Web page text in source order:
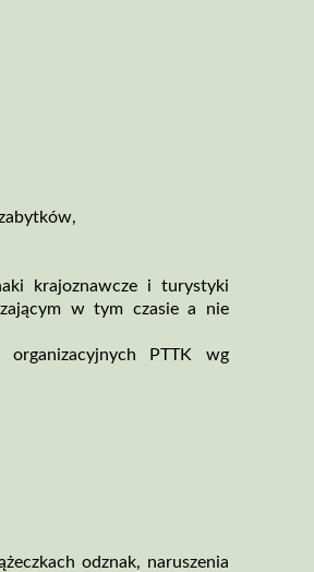
krajoznawcze i turystyki
w tym czasie a nie
PTTK wg
odznak, naruszenia